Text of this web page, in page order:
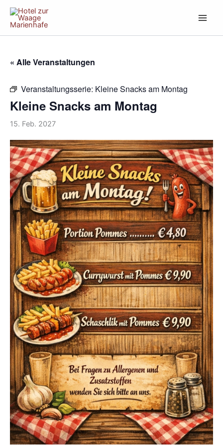
Zum
Inhalt
springen
« Alle Veranstaltungen
Veranstaltungsserie: Kleine Snacks am Montag
Kleine Snacks am Montag
15. Feb. 2027